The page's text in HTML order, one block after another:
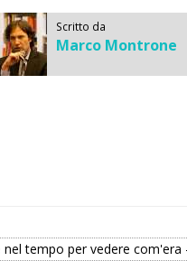
Scritto da
Marco Montrone
tempo per vedere com'era